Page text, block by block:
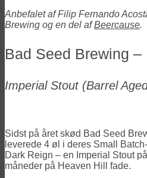
Anbefalet af Filip Fernando
Brewing og en del afBeercause.
Bad Seed Brewing –
Imperial Stout (Barrel
Sidst på året skød Bad Seed
leverede 4 øl i deres Small
Dark Reign – en Imperial Stout
måneder på Heaven Hill fade.